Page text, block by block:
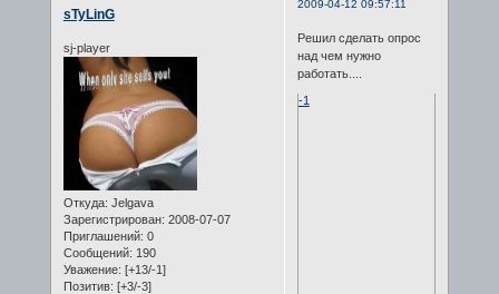
2009-04-12 09:57:11
sTyLinG
sj-player
Откуда: Jelgava
Зарегистрирован: 2008-07-07
Приглашений: 0
Сообщений: 190
Уважение: [+13/-1]
Позитив: [+3/-3]
Решил сделать опрос
над чем нужно
работать....
-1